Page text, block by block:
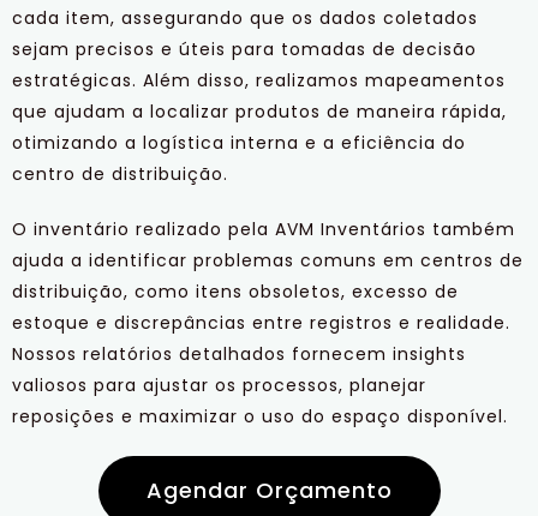
cada item, assegurando que os dados coletados
sejam precisos e úteis para tomadas de decisão
estratégicas. Além disso, realizamos mapeamentos
que ajudam a localizar produtos de maneira rápida,
otimizando a logística interna e a eficiência do
centro de distribuição.
O inventário realizado pela AVM Inventários também
ajuda a identificar problemas comuns em centros de
distribuição, como itens obsoletos, excesso de
estoque e discrepâncias entre registros e realidade.
Nossos relatórios detalhados fornecem insights
valiosos para ajustar os processos, planejar
reposições e maximizar o uso do espaço disponível.
Agendar Orçamento